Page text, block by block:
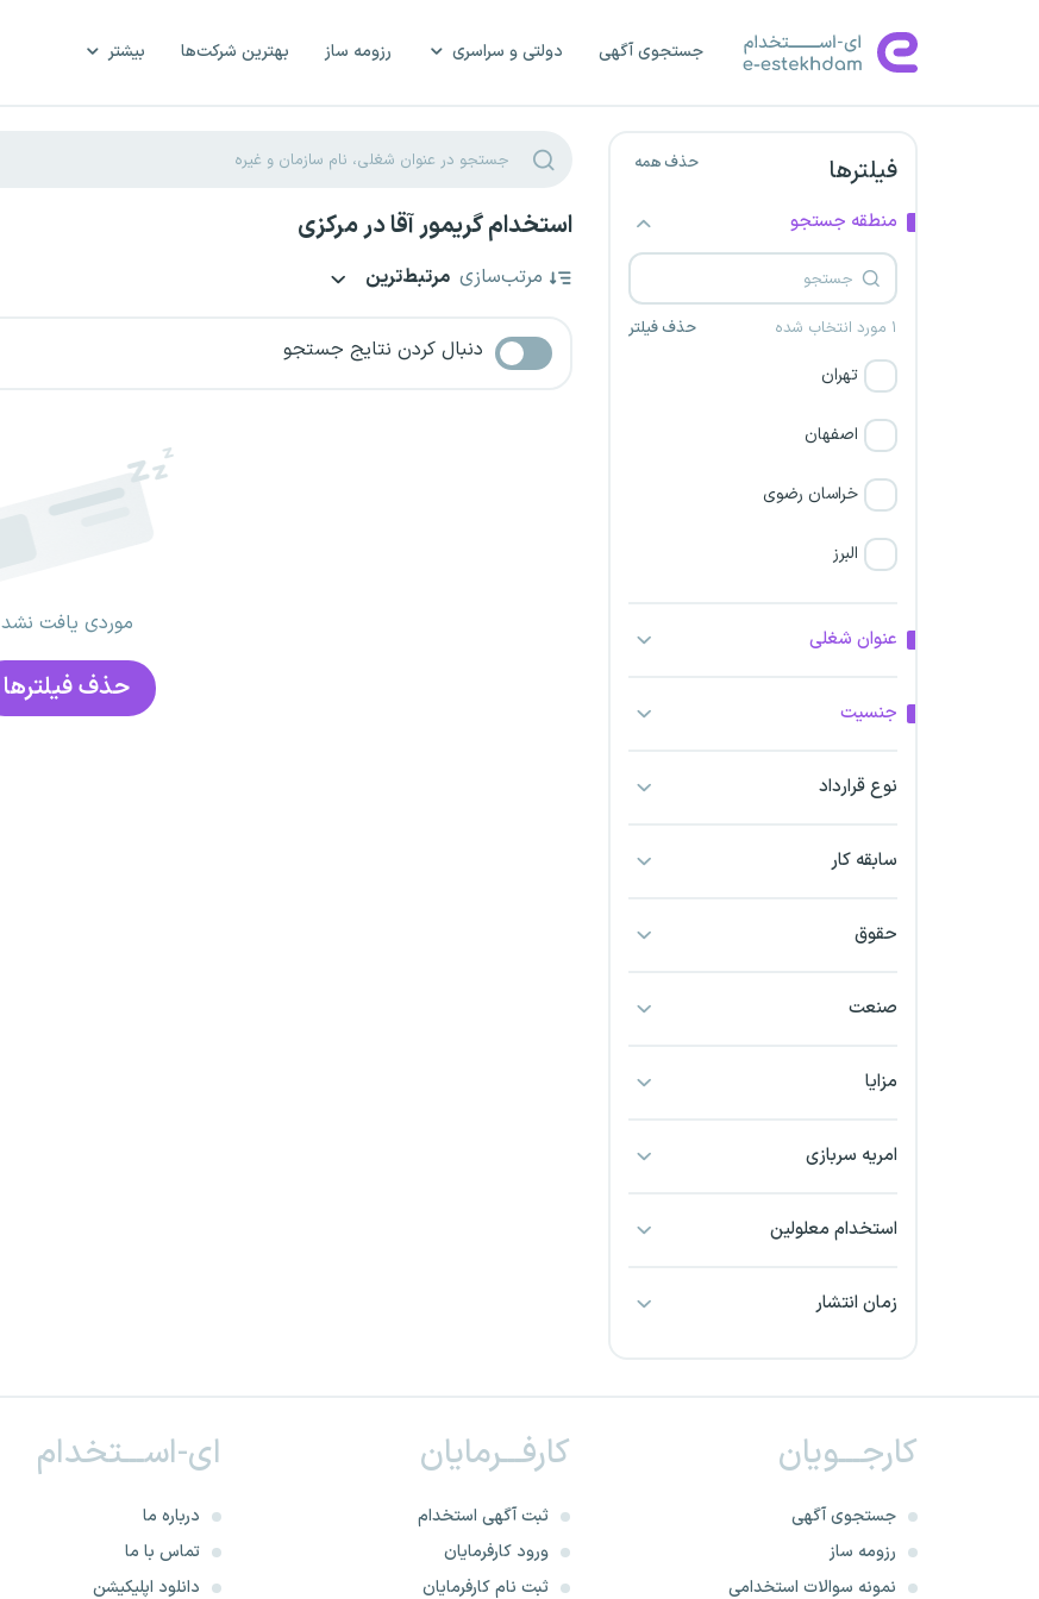
جستجوی آگهی دولتی و سراسری رزومه ساز بهترین شرکت‌ها بیشتر
فیلترها حذف همه
منطقه جستجو
۱ مورد انتخاب شده حذف فیلتر
تهران
اصفهان
خراسان رضوی
البرز
اراک
اردبیل
بندرعباس
خراسان شمالی
خرم آباد
خوزستان
عنوان شغلی
جنسیت
نوع قرارداد
سابقه کار
حقوق
صنعت
مزایا
امریه سربازی
استخدام معلولین
زمان انتشار
استخدام گریمور آقا در مرکزی
مرتب‌سازی مرتبط‌ترین
دنبال کردن نتایج جستجو
موردی یافت نشد
حذف فیلتر‌ها
کارجـــویان
جستجوی آگهی
رزومه ساز
نمونه سوالات استخدامی
کارفـــرمایان
ثبت آگهی استخدام
ورود کارفرمایان
ثبت نام کارفرمایان
ای-اســـتخدام
درباره ما
تماس با ما
دانلود اپلیکیشن